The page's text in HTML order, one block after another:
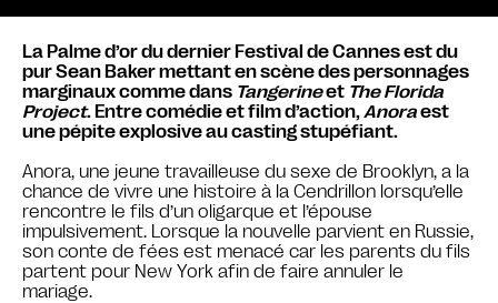
La Palme d’or du dernier Festival de Cannes est du
pur Sean Baker mettant en scène des personnages
marginaux comme dans Tangerineet The Florida
Project. Entre comédie et film d’action,Anoraest
une pépite explosive au casting stupéfiant.
Anora, une jeune travailleuse du sexe de Brooklyn, a la
chance de vivre une histoire à la Cendrillon lorsqu’elle
rencontre le fils d’un oligarque et l’épouse
impulsivement. Lorsque la nouvelle parvient en Russie,
son conte de fées est menacé car les parents du fils
partent pour New York afin de faire annuler le
mariage.